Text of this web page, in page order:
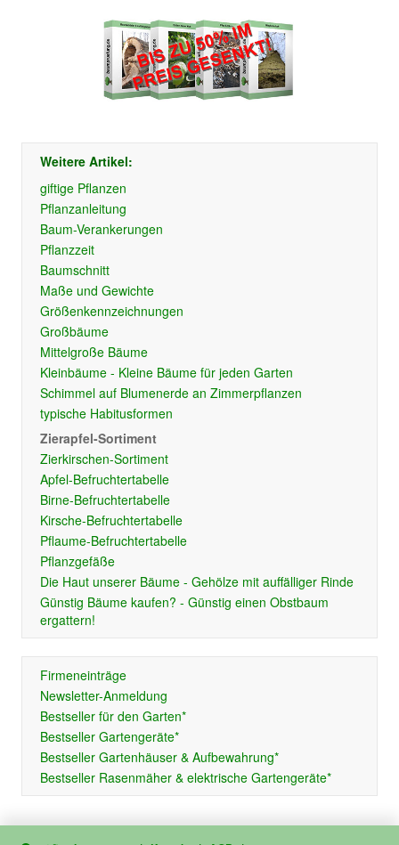
Weitere Artikel:
giftige Pflanzen
Pflanzanleitung
Baum-Verankerungen
Pflanzzeit
Baumschnitt
Maße und Gewichte
Größenkennzeichnungen
Großbäume
Mittelgroße Bäume
Kleinbäume - Kleine Bäume für jeden Garten
Schimmel auf Blumenerde an Zimmerpflanzen
typische Habitusformen
Zierapfel-Sortiment
Zierkirschen-Sortiment
Apfel-Befruchtertabelle
Birne-Befruchtertabelle
Kirsche-Befruchtertabelle
Pflaume-Befruchtertabelle
Pflanzgefäße
Die Haut unserer Bäume - Gehölze mit auffälliger Rinde
Günstig Bäume kaufen? - Günstig einen Obstbaum
ergattern!
Firmeneinträge
Newsletter-Anmeldung
Bestseller für den Garten*
Bestseller Gartengeräte*
Bestseller Gartenhäuser & Aufbewahrung*
Bestseller Rasenmäher & elektrische Gartengeräte*